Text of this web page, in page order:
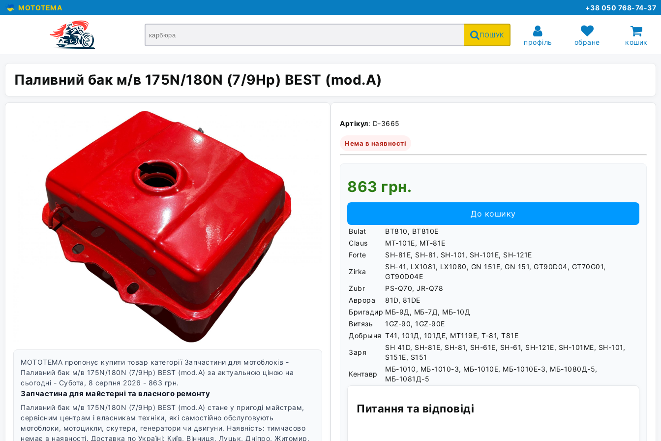
MOTOTEMA +38 050 768-74-37
ПОШУК
профіль обране кошик
Паливний бак м/в 175N/180N (7/9Hp) BEST (mod.A)
MOTOTEMA пропонує купити товар категорії Запчастини для мотоблоків -
Паливний бак м/в 175N/180N (7/9Hp) BEST (mod.A) за актуальною ціною на
сьогодні - Субота, 8 серпня 2026 - 863 грн.
Запчастина для майстерні та власного ремонту
Паливний бак м/в 175N/180N (7/9Hp) BEST (mod.A) стане у пригоді майстрам,
сервісним центрам і власникам техніки, які самостійно обслуговують
мотоблоки, мотоцикли, скутери, генератори чи двигуни. Наявність: тимчасово
немає в наявності. Доставка по Україні: Київ, Вінниця, Луцьк, Дніпро, Житомир,
Артікул: D-3665
Нема в наявності
863 грн.
До кошику
Bulat
BT810, BT810E
Claus
MT-101E, MT-81E
Forte
SH-81E, SH-81, SH-101, SH-101E, SH-121E
Zirka
SH-41, LX1081, LX1080, GN 151E, GN 151, GT90D04, GT70G01,
GT90D04E
Zubr
PS-Q70, JR-Q78
Аврора
81D, 81DE
Бригадир МБ-9Д, МБ-7Д, МБ-10Д
Витязь
1GZ-90, 1GZ-90E
Добрыня T41, 101Д, 101ДЕ, MT119E, T-81, T81E
Заря
SH 41D, SH-81E, SH-81, SH-61E, SH-61, SH-121E, SH-101ME, SH-101,
S151E, S151
Кентавр
МБ-1010, МБ-1010-3, МБ-1010Е, МБ-1010Е-3, МБ-1080Д-5,
МБ-1081Д-5
Питання та відповіді